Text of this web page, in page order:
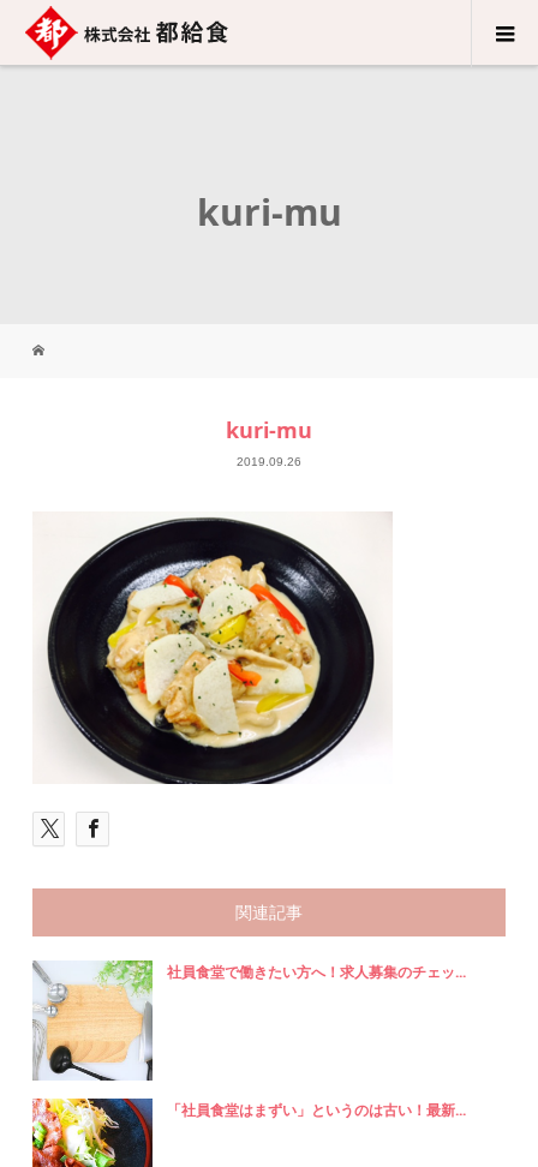
kuri-mu
kuri-mu
2019.09.26
関連記事
社員食堂で働きたい方へ！求人募集のチェッ...
「社員食堂はまずい」というのは古い！最新...